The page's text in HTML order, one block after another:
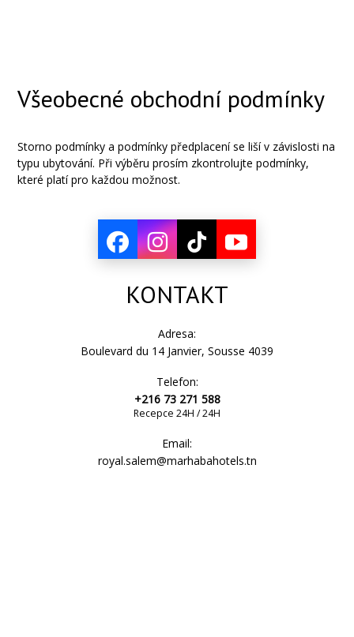
Všeobecné obchodní podmínky
Storno podmínky a podmínky předplacení se liší v závislosti na
typu ubytování. Při výběru prosím zkontrolujte podmínky,
které platí pro každou možnost.
KONTAKT
Adresa:
Boulevard du 14 Janvier, Sousse 4039
Telefon:
+216 73 271 588
Recepce 24H / 24H
Email:
royal.salem@marhabahotels.tn